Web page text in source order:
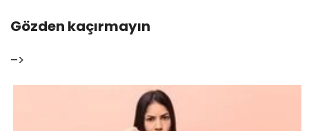
Gözden kaçırmayın
–>